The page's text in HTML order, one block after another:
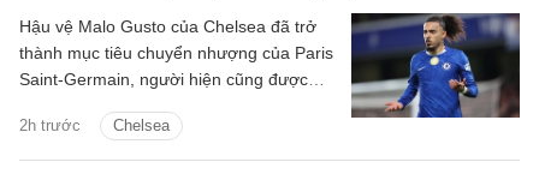
2h trước Chelsea
Hậu vệ Malo Gusto của Chelsea đã trở
thành mục tiêu chuyển nhượng của Paris
Saint-Germain, người hiện cũng được